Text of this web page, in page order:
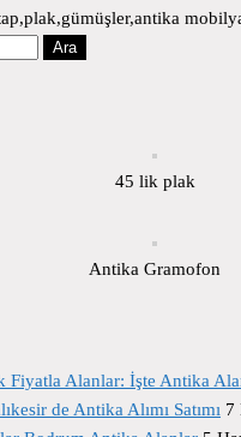
45 lik plak
Antika Gramofon
Fiyatla Alanlar: İşte Antika
de Antika Alımı Satımı 7